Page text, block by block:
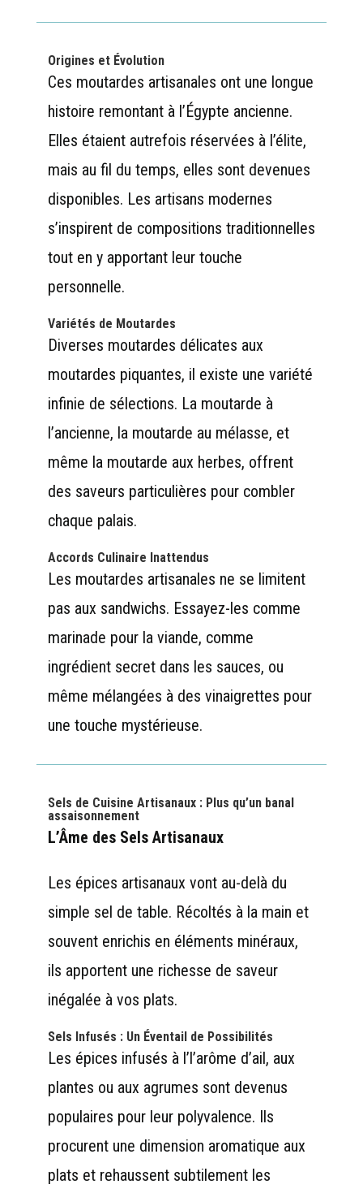
Origines et Évolution
Ces moutardes artisanales ont une longue
histoire remontant à l’Égypte ancienne.
Elles étaient autrefois réservées à l’élite,
mais au fil du temps, elles sont devenues
disponibles. Les artisans modernes
s’inspirent de compositions traditionnelles
tout en y apportant leur touche
personnelle.
Variétés de Moutardes
Diverses moutardes délicates aux
moutardes piquantes, il existe une variété
infinie de sélections. La moutarde à
l’ancienne, la moutarde au mélasse, et
même la moutarde aux herbes, offrent
des saveurs particulières pour combler
chaque palais.
Accords Culinaire Inattendus
Les moutardes artisanales ne se limitent
pas aux sandwichs. Essayez-les comme
marinade pour la viande, comme
ingrédient secret dans les sauces, ou
même mélangées à des vinaigrettes pour
une touche mystérieuse.
Sels de Cuisine Artisanaux : Plus qu’un banal
assaisonnement
L’Âme des Sels Artisanaux
Les épices artisanaux vont au-delà du
simple sel de table. Récoltés à la main et
souvent enrichis en éléments minéraux,
ils apportent une richesse de saveur
inégalée à vos plats.
Sels Infusés : Un Éventail de Possibilités
Les épices infusés à l’l’arôme d’ail, aux
plantes ou aux agrumes sont devenus
populaires pour leur polyvalence. Ils
procurent une dimension aromatique aux
plats et rehaussent subtilement les